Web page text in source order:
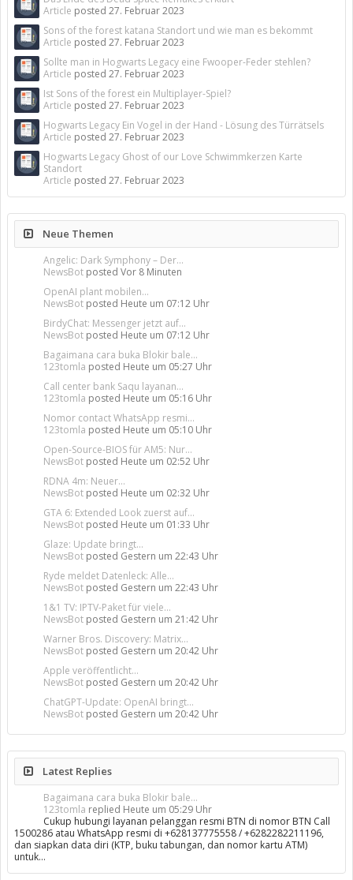
Article posted 27. Februar 2023
Sons of the forest katana Standort und wie man es bekommt
Article posted 27. Februar 2023
Sollte man in Hogwarts Legacy eine Fwooper-Feder stehlen?
Article posted 27. Februar 2023
Ist Sons of the forest ein Multiplayer-Spiel?
Article posted 27. Februar 2023
Hogwarts Legacy Ein Vogel in der Hand - Lösung des Türrätsels
Article posted 27. Februar 2023
Hogwarts Legacy Ghost of our Love Schwimmkerzen Karte
Standort
Article posted 27. Februar 2023
Neue Themen
Angelic: Dark Symphony – Der...
NewsBot posted Vor 8 Minuten
OpenAI plant mobilen...
NewsBot posted Heute um 07:12 Uhr
BirdyChat: Messenger jetzt auf...
NewsBot posted Heute um 07:12 Uhr
Bagaimana cara buka Blokir bale...
123tomla posted Heute um 05:27 Uhr
Call center bank Saqu layanan...
123tomla posted Heute um 05:16 Uhr
Nomor contact WhatsApp resmi...
123tomla posted Heute um 05:10 Uhr
Open-Source-BIOS für AM5: Nur...
NewsBot posted Heute um 02:52 Uhr
RDNA 4m: Neuer...
NewsBot posted Heute um 02:32 Uhr
GTA 6: Extended Look zuerst auf...
NewsBot posted Heute um 01:33 Uhr
Glaze: Update bringt...
NewsBot posted Gestern um 22:43 Uhr
Ryde meldet Datenleck: Alle...
NewsBot posted Gestern um 22:43 Uhr
1&1 TV: IPTV-Paket für viele...
NewsBot posted Gestern um 21:42 Uhr
Warner Bros. Discovery: Matrix...
NewsBot posted Gestern um 20:42 Uhr
Apple veröffentlicht...
NewsBot posted Gestern um 20:42 Uhr
ChatGPT-Update: OpenAI bringt...
NewsBot posted Gestern um 20:42 Uhr
Latest Replies
Bagaimana cara buka Blokir bale...
123tomla replied Heute um 05:29 Uhr
Cukup hubungi layanan pelanggan resmi BTN di nomor BTN Call
1500286 atau WhatsApp resmi di +628137775558 / +6282282211196,
dan siapkan data diri (KTP, buku tabungan, dan nomor kartu ATM)
untuk…